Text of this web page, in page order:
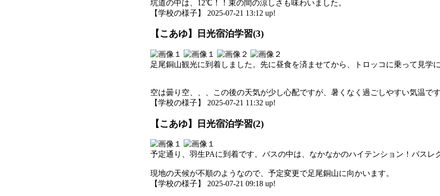
坑道の中は、12℃！！束の間の涼しさも味わいました。
【学校の様子】 2025-07-21 13:12 up!
【こあゆ】日光宿泊学習(3)
足尾銅山観光に到着しました。先に昼食を済ませてから、トロッコに乗って見学
空は曇り空、、、この後の天気が少し心配ですが、暑くなく過ごしやすい気温です
【学校の様子】 2025-07-21 11:32 up!
【こあゆ】日光宿泊学習(2)
予定通り、羽生PAに到着です。バスの中は、なかなかのハイテンション！バスレ
現地の天候が不順のようなので、予定変更で足尾銅山に向かいます。
【学校の様子】 2025-07-21 09:18 up!